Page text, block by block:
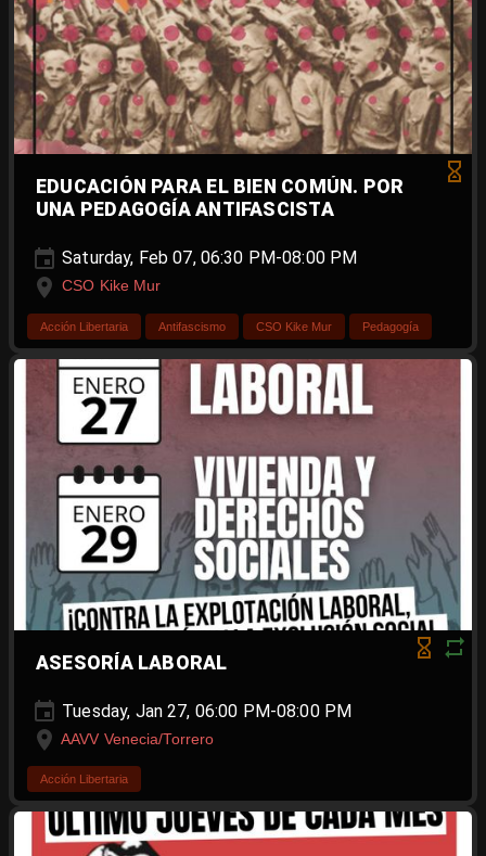
EDUCACIÓN PARA EL BIEN COMÚN. POR
UNA PEDAGOGÍA ANTIFASCISTA
Saturday, Feb 07, 06:30 PM-08:00 PM
CSO Kike Mur
Acción Libertaria Antifascismo CSO Kike Mur Pedagogía
ASESORÍA LABORAL
Tuesday, Jan 27, 06:00 PM-08:00 PM
AAVV Venecia/Torrero
Acción Libertaria